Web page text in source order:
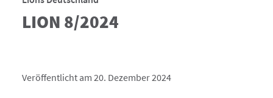
LION 8/2024
Veröffentlicht am 20. Dezember 2024